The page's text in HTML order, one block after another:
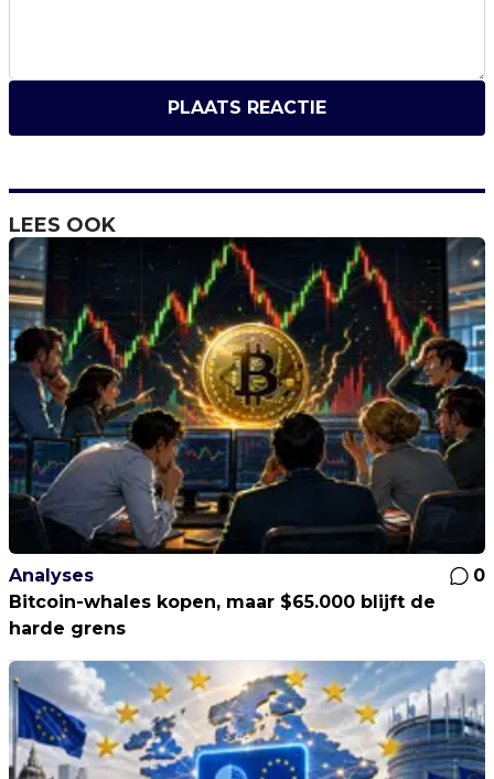
PLAATS REACTIE
LEES OOK
Analyses
0
Bitcoin-whales kopen, maar $65.000 blijft de
harde grens